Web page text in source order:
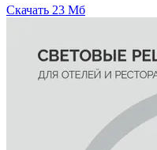
Скачать 23 Мб